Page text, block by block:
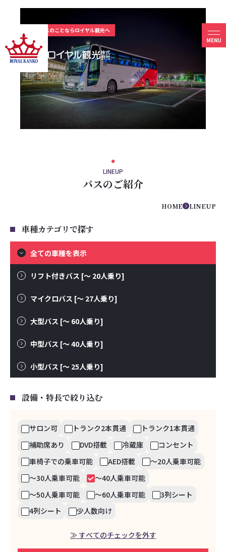
九州一円 - 貸切バスのことならロイヤル観光へ
LINEUP
バスのご紹介
HOME LINEUP
車種カテゴリで探す
全ての車種を表示
リフト付きバス [～ 20人乗り]
マイクロバス [～ 27人乗り]
大型バス [～ 60人乗り]
中型バス [～ 40人乗り]
小型バス [～ 25人乗り]
設備・特長で絞り込む
サロン可 トランク2本貫通
トランク1本貫通
補助席あり
DVD搭載 冷蔵庫
コンセント
車椅子での乗車可能
AED搭載
～20人乗車可能
～30人乗車可能
～40人乗車可能
～50人乗車可能
～60人乗車可能
3列シート
4列シート
少人数向け